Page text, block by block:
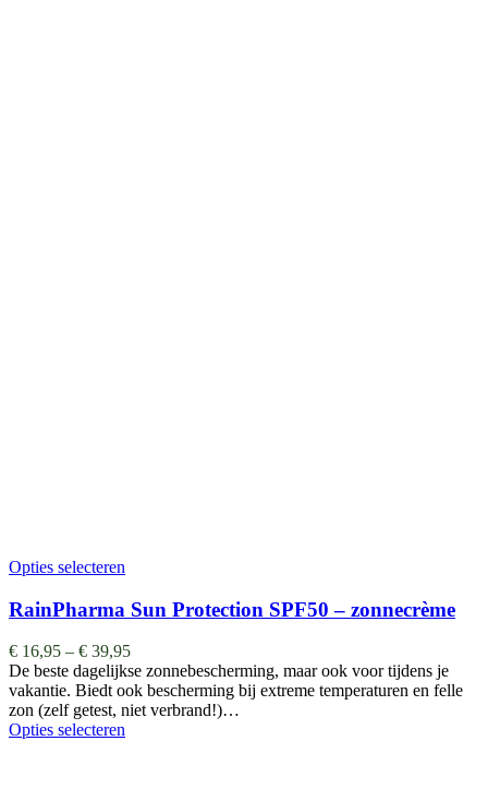
Opties selecteren
RainPharma Sun Protection SPF50 – zonnecrème
€ 16,95 – € 39,95
De beste dagelijkse zonnebescherming, maar ook voor tijdens je
vakantie. Biedt ook bescherming bij extreme temperaturen en felle
zon (zelf getest, niet verbrand!)…
Opties selecteren